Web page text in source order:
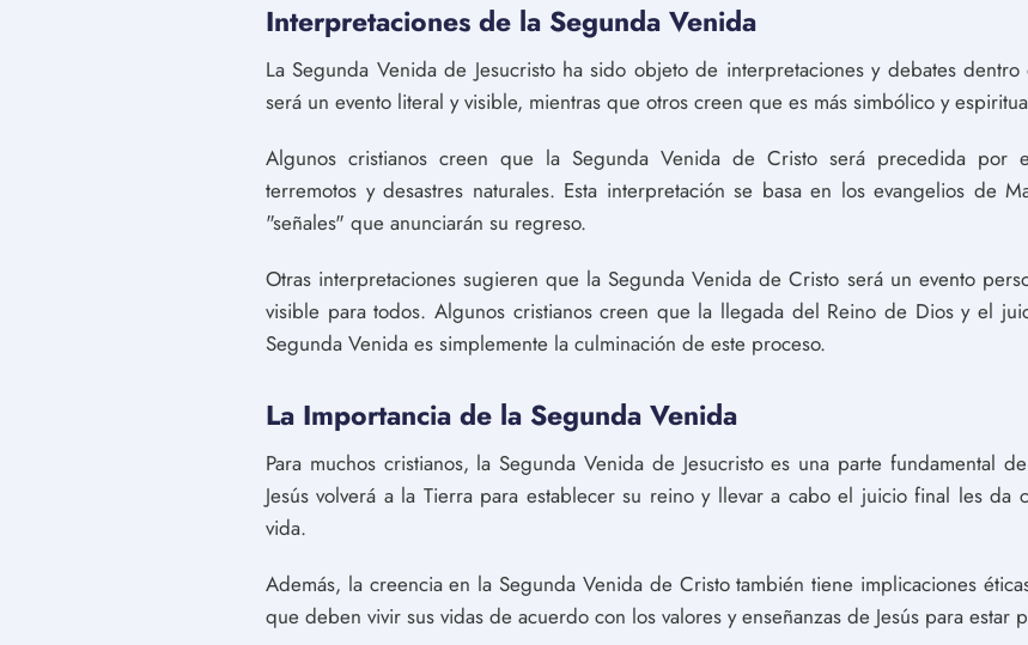
Interpretaciones de la Segunda Venida
La Segunda Venida de Jesucristo ha sido objeto de interpretaciones y debates
será un evento literal y visible, mientras que otros creen que es más simbólico y
Algunos cristianos creen que la Segunda Venida de Cristo será precedida por
terremotos y desastres naturales. Esta interpretación se basa en los evangelios de
"señales" que anunciarán su regreso.
Otras interpretaciones sugieren que la Segunda Venida de Cristo será un evento
visible para todos. Algunos cristianos creen que la llegada del Reino de Dios y el
Segunda Venida es simplemente la culminación de este proceso.
La Importancia de la Segunda Venida
Para muchos cristianos, la Segunda Venida de Jesucristo es una parte fundamental
Jesús volverá a la Tierra para establecer su reino y llevar a cabo el juicio final les
vida.
Además, la creencia en la Segunda Venida de Cristo también tiene implicaciones
que deben vivir sus vidas de acuerdo con los valores y enseñanzas de Jesús para estar